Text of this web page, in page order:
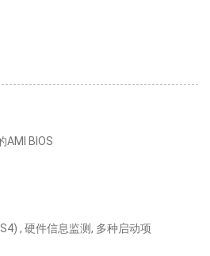
AMI BIOS
, 硬件信息监测, 多种启动项